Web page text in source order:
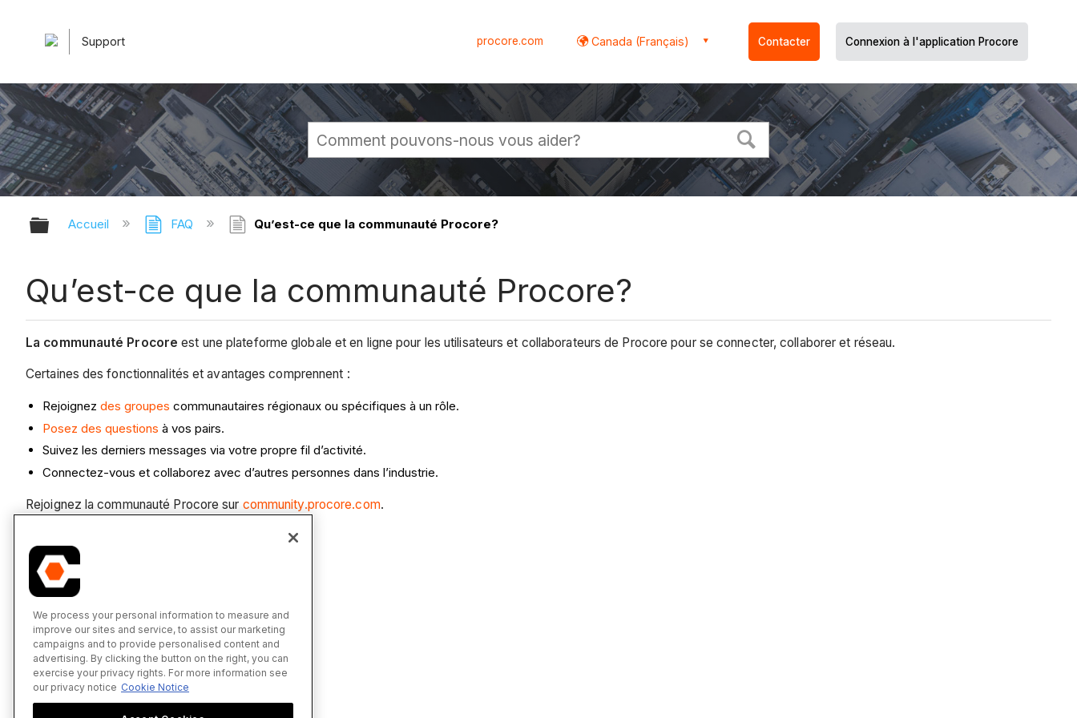
Support procore.com Canada (Français) Contacter Connexion à l'application Procore
Développer/réduire la hiérarchie globale
Accueil FAQ Qu’est-ce que la communauté Procore?
Qu’est-ce que la communauté Procore?
La communauté Procoreest une plateforme globale et en ligne pour les utilisateurs et collaborateurs de Procore pour se connecter, collaborer et réseau.
Certaines des fonctionnalités et avantages comprennent :
Rejoignez des groupes communautaires régionaux ou spécifiques à un rôle.
Posez des questions à vos pairs.
Suivez les derniers messages via votre propre fil d’activité.
Connectez-vous et collaborez avec d’autres personnes dans l’industrie.
Rejoignez la communauté Procore sur community.procore.com.
Voir également
Communauté Procore
We process your personal information to measure and
improve our sites and service, to assist our marketing
campaigns and to provide personalised content and
advertising. By clicking the button on the right, you can
exercise your privacy rights. For more information see
our privacy notice Cookie Notice